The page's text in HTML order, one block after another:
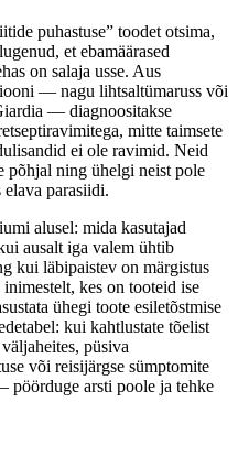
puhastuse” toodet otsima,
et ebamäärased
on salaja usse. Aus
— nagu lihtsaltümaruss või
— diagnoositakse
mitte taimsete
ei ole ravimid. Neid
põhjal ning ühelgi neist pole
elava parasiidi.
alusel: mida kasutajad
ausalt iga valem ühtib
kui läbipaistev on märgistus
kes on tooteid ise
ühegi toote esiletõstmise
kui kahtlustate tõelist
püsiva
või reisijärgse sümptomite
arsti poole ja tehke